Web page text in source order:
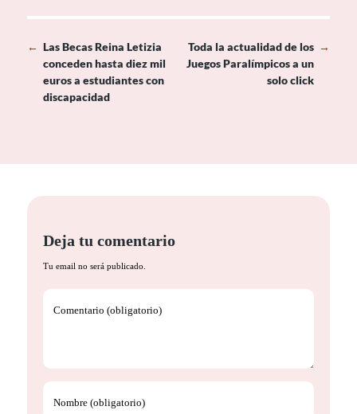
← Las Becas Reina Letizia
conceden hasta diez mil
euros a estudiantes con
discapacidad
Toda la actualidad de los
Juegos Paralímpicos a un
solo click
→
Deja tu comentario
Tu email no será publicado.
Comentario (obligatorio)
Nombre (obligatorio)